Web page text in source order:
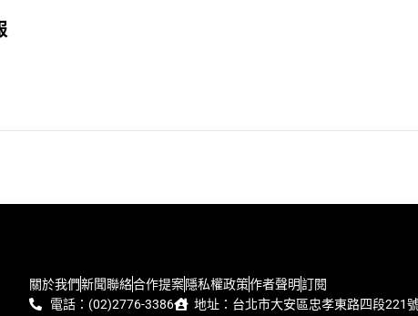
關於我們新聞聯絡合作提案隱私權政策作者聲明訂閱
電話：(02)2776-3386
地址：台北市大安區忠孝東路四段221